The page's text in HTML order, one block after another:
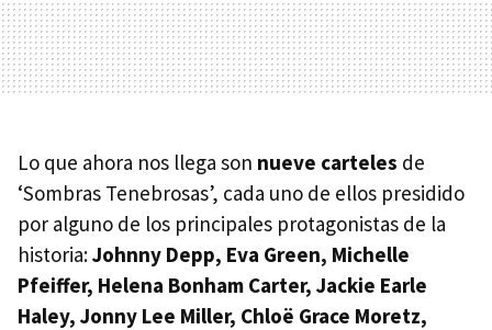
Lo que ahora nos llega son nueve carteles de
‘Sombras Tenebrosas’, cada uno de ellos presidido
por alguno de los principales protagonistas de la
historia:Johnny Depp, Eva Green, Michelle
Pfeiffer, Helena Bonham Carter, Jackie Earle
Haley, Jonny Lee Miller, Chloë Grace Moretz,